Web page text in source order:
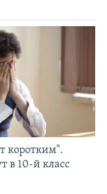
коротким".
в 10-й класс